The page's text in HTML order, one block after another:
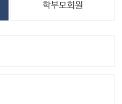
학부모회원